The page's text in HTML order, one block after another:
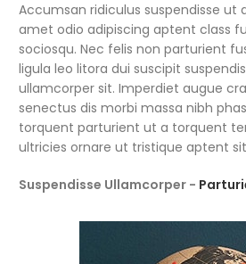
Accumsan ridiculus suspendisse
amet odio adipiscing aptent class
sociosqu. Nec felis non parturient
ligula leo litora dui suscipit
ullamcorper sit. Imperdiet augue
senectus dis morbi massa nibh
torquent parturient ut a torquent
ultricies ornare ut tristique aptent
Suspendisse Ullamcorper -